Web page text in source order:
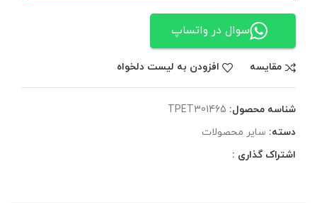
سوال در واتساپ
مقایسه افزودن به لیست دلخواه
شناسه محصول: TPET301465
دسته: سایر محصولات
اشتراک گذاری :